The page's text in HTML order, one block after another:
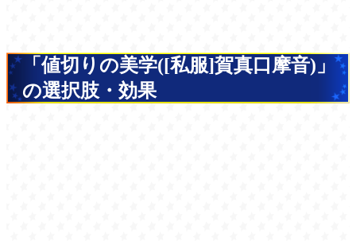
「値切りの美学([私服]賀真口摩音)」
の選択肢・効果